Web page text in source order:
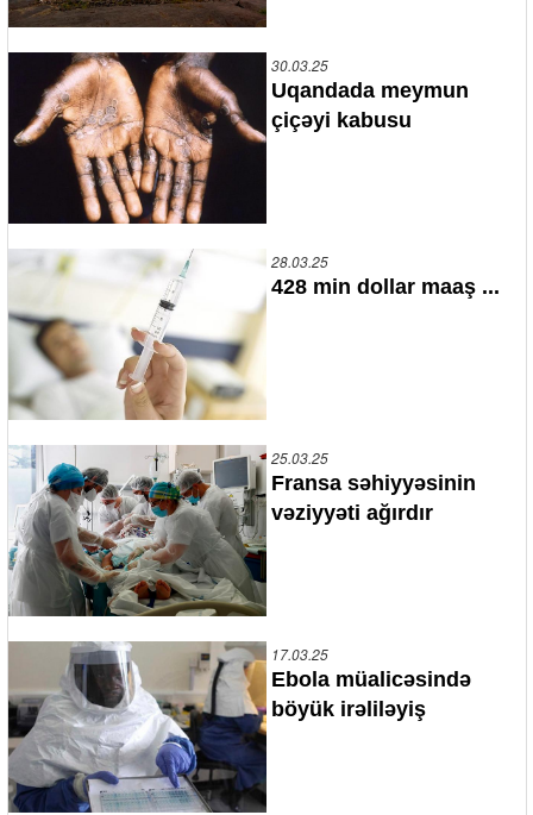
30.03.25
Uqandada meymun
çiçəyi kabusu
28.03.25
428 min dollar maaş ...
25.03.25
Fransa səhiyyəsinin
vəziyyəti ağırdır
17.03.25
Ebola müalicəsində
böyük irəliləyiş